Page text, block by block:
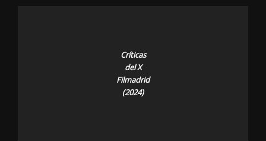
Críticas
del X
Filmadrid
(2024)